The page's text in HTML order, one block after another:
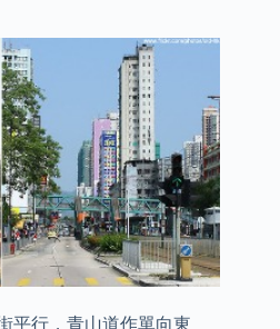
平行，青山道作單向東